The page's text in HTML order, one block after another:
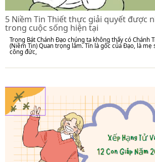
5 Niềm Tin Thiết thực giải quyết được
trong cuộc sống hiện tại
Trong Bát Chánh Đạo chúng ta không thấy có Chánh
(Niềm Tin) Quan trọng lắm. Tín là gốc của Đạo, là mẹ
công đức,